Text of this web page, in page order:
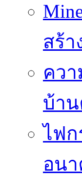
สร้า
คว
บ้า
ไฟก
อน